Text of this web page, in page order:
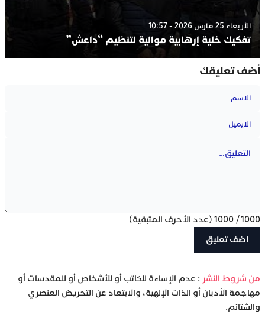
الأربعاء 25 مارس 2026 - 10:57
تفكيك خلية إرهابية موالية لتنظيم “داعش”
أضف تعليقك
1000
/
1000 (عدد الأحرف المتبقية)
‫من شروط النشر : عدم الإساءة للكاتب أو للأشخاص أو للمقدسات أو
مهاجمة الأديان أو الذات الإلهية، والابتعاد عن التحريض العنصري
والشتائم.